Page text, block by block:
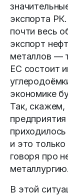
экспорта
почти весь
экспорт
металлов —
ЕС состоит
экономике
Так, скажем,
и это
говоря про
металлургию.
В этой